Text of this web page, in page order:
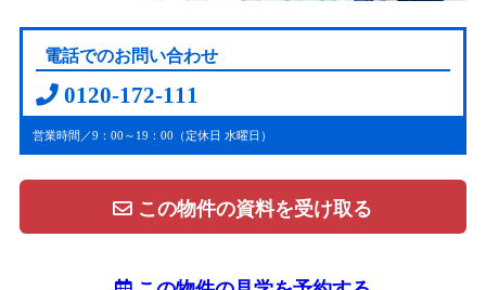
電話でのお問い合わせ
0120-172-111
営業時間／9：00～19：00（定休日 水曜日）
この物件の資料を受け取る